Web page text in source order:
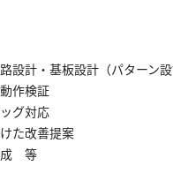
設計・基板設計（パターン設
作検証
グ対応
た改善提案
成 等